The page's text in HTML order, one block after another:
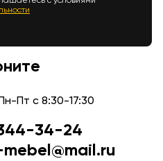
Пт с 8:30-17:30
34-24